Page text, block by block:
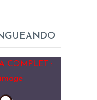
COMPLET :